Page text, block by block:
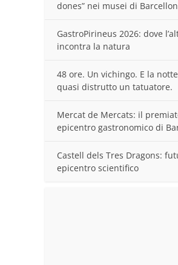
dones” nei musei di
GastroPirineus 2026: dove
incontra la natura
48 ore. Un vichingo. E la
quasi distrutto un tatuatore.
Mercat de Mercats: il
epicentro gastronomico di
Castell dels Tres Dragons:
epicentro scientifico